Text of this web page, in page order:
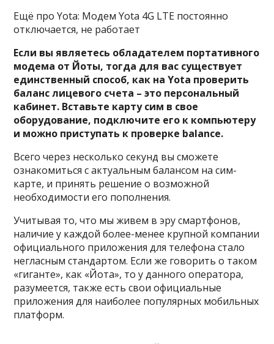
Ещё про Yota: Модем Yota 4G LTE постоянно
отключается, не работает
Если вы являетесь обладателем портативного
модема от Йоты, тогда для вас существует
единственный способ, как на Yota проверить
баланс лицевого счета – это персональный
кабинет. Вставьте карту сим в свое
оборудование, подключите его к компьютеру
и можно приступать к проверке balance.
Всего через несколько секунд вы сможете
ознакомиться с актуальным балансом на сим-
карте, и принять решение о возможной
необходимости его пополнения.
Учитывая то, что мы живем в эру смартфонов,
наличие у каждой более-менее крупной компании
официального приложения для телефона стало
негласным стандартом. Если же говорить о таком
«гиганте», как «Йота», то у данного оператора,
разумеется, также есть свои официальные
приложения для наиболее популярных мобильных
платформ.